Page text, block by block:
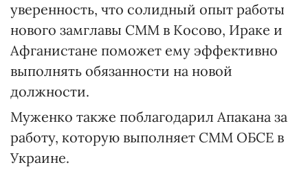
уверенность, что солидный опыт работы
нового замглавы СММ в Косово, Ираке и
Афганистане поможет ему эффективно
выполнять обязанности на новой
должности.
Муженко также поблагодарил Апакана за
работу, которую выполняет СММ ОБСЕ в
Украине.